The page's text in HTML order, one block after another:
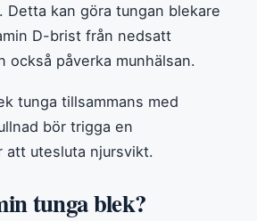
Detta kan göra tungan blekare
D-brist från nedsatt
också påverka munhälsan.
tunga tillsammans med
bör trigga en
att utesluta njursvikt.
tunga blek?